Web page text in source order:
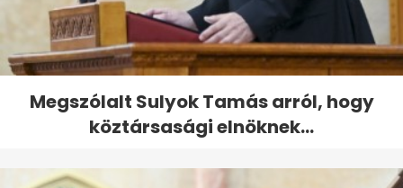
Megszólalt Sulyok Tamás arról, hogy
köztársasági elnöknek...